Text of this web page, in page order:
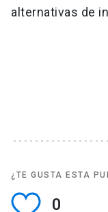
alternativas de
¿TE GUSTA ESTA
0